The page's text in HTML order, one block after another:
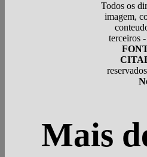
Todos os
imagem,
terceiros -
Mais